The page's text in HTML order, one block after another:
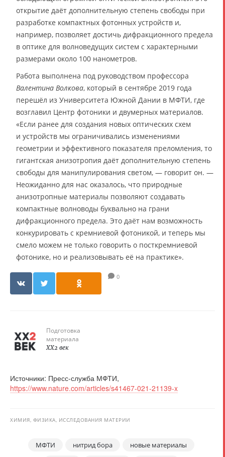
открытие даёт дополнительную степень свободы при
разработке компактных фотонных устройств и,
например, позволяет достичь дифракционного предела
в оптике для волноведущих систем с характерными
размерами около 100 нанометров.
Работа выполнена под руководством профессора
Валентина Волкова, который в сентябре 2019 года
перешёл из Университета Южной Дании в МФТИ, где
возглавил Центр фотоники и двумерных материалов.
«Если ранее для создания новых оптических схем
и устройств мы ограничивались изменениями
геометрии и эффективного показателя преломления, то
гигантская анизотропия даёт дополнительную степень
свободы для манипулирования светом, — говорит он. —
Неожиданно для нас оказалось, что природные
анизотропные материалы позволяют создавать
компактные волноводы буквально на грани
дифракционного предела. Это даёт нам возможность
конкурировать с кремниевой фотоникой, и теперь мы
смело можем не только говорить о посткремниевой
фотонике, но и реализовывать её на практике».
0
Подготовка
материала
XX2 век
Источники: Пресс-служба МФТИ,
https://www.nature.com/articles/s41467-021-21139-x
ХИМИЯ, ФИЗИКА, ИССЛЕДОВАНИЯ МАТЕРИИ
МФТИ нитрид бора
новые материалы